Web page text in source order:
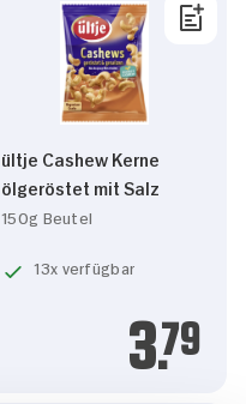
ültje Cashew Kerne
ölgeröstet mit Salz
150g Beutel
13x verfügbar
3.79